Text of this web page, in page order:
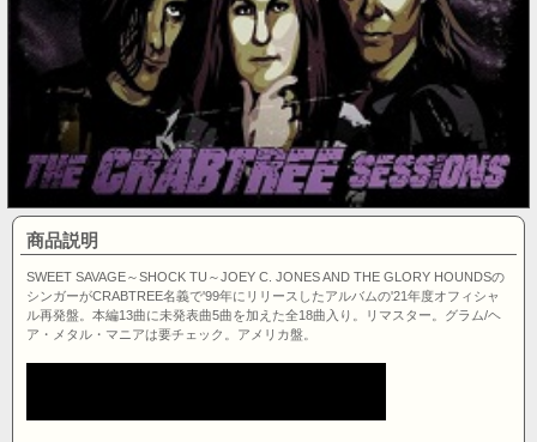
商品説明
SWEET SAVAGE～SHOCK TU～JOEY C. JONES AND THE GLORY HOUNDSの
シンガーがCRABTREE名義で'99年にリリースしたアルバムの'21年度オフィシャ
ル再発盤。本編13曲に未発表曲5曲を加えた全18曲入り。リマスター。グラム/ヘ
ア・メタル・マニアは要チェック。アメリカ盤。